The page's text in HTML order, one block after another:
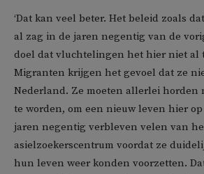
‘Dat kan veel beter. Het beleid zoals
al zag in de jaren negentig van de
doel dat vluchtelingen het hier niet al
Migranten krijgen het gevoel dat ze
Nederland. Ze moeten allerlei horden
te worden, om een nieuw leven hier
jaren negentig verbleven velen van
asielzoekerscentrum voordat ze
hun leven weer konden voorzetten.